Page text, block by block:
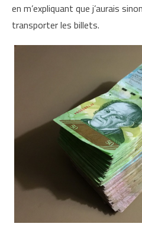
en m’expliquant que j’aurais
transporter les billets.